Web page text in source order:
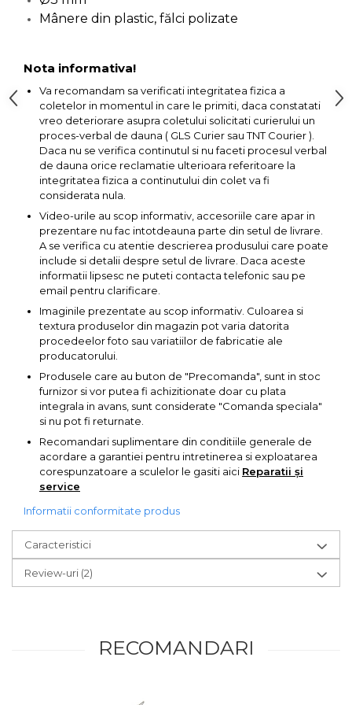
Pompa transfer lichide
Troliu
Palan
Dinamometric
Carucior Scule
Echipamente de Siguranta
Stetoscop Auto
Tester Compresie Auto
Truse reparatii anvelope
Schimbare Lichid Frana
Chingi Auto & Coarde
Elastice
esapament
Scule de Mana
Surubelnite
Scule Tamplarie
Accesorii Pentru Taiat,
Mânere din plastic, fălci polizate
Nota informativa!
Va recomandam sa verificati integritatea fizica a
coletelor in momentul in care le primiti, daca constatati
vreo deteriorare asupra coletului solicitati curierului un
proces-verbal de dauna ( GLS Curier sau TNT Courier ).
Daca nu se verifica continutul si nu faceti procesul verbal
de dauna orice reclamatie ulterioara referitoare la
integritatea fizica a continutului din colet va fi
considerata nula.
Video-urile au scop informativ, accesoriile care apar in
prezentare nu fac intotdeauna parte din setul de livrare.
A se verifica cu atentie descrierea produsului care poate
include si detalii despre setul de livrare. Daca aceste
informatii lipsesc ne puteti contacta telefonic sau pe
email pentru clarificare.
Imaginile prezentate au scop informativ. Culoarea si
textura produselor din magazin pot varia datorita
procedeelor foto sau variatiilor de fabricatie ale
producatorului.
Produsele care au buton de "Precomanda", sunt in stoc
furnizor si vor putea fi achizitionate doar cu plata
integrala in avans, sunt considerate "Comanda speciala"
si nu pot fi returnate.
Recomandari suplimentare din conditiile generale de
acordare a garantiei pentru intretinerea si exploatarea
corespunzatoare a sculelor le gasiti aici Reparatii și
service
Informatii conformitate produs
Caracteristici
Review-uri (2)
RECOMANDARI